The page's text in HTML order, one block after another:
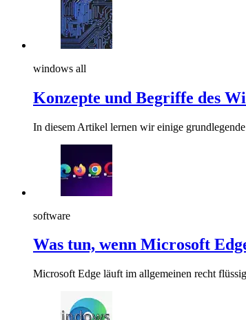
windows all
Konzepte und Begriffe des
In diesem Artikel lernen wir einige
software
Was tun, wenn Microsoft
Microsoft Edge läuft im allgemeinen recht